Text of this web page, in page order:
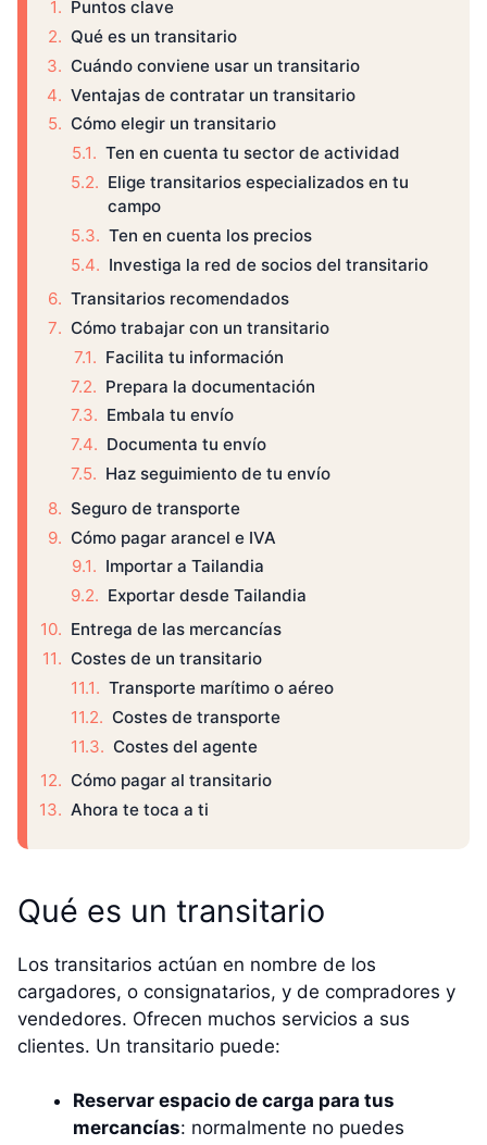
Puntos clave
Qué es un transitario
Cuándo conviene usar un transitario
Ventajas de contratar un transitario
Cómo elegir un transitario
Ten en cuenta tu sector de actividad
Elige transitarios especializados en tu
campo
Ten en cuenta los precios
Investiga la red de socios del transitario
Transitarios recomendados
Cómo trabajar con un transitario
Facilita tu información
Prepara la documentación
Embala tu envío
Documenta tu envío
Haz seguimiento de tu envío
Seguro de transporte
Cómo pagar arancel e IVA
Importar a Tailandia
Exportar desde Tailandia
Entrega de las mercancías
Costes de un transitario
Transporte marítimo o aéreo
Costes de transporte
Costes del agente
Cómo pagar al transitario
Ahora te toca a ti
Qué es un transitario
Los transitarios actúan en nombre de los
cargadores, o consignatarios, y de compradores y
vendedores. Ofrecen muchos servicios a sus
clientes. Un transitario puede:
Reservar espacio de carga para tus
mercancías: normalmente no puedes